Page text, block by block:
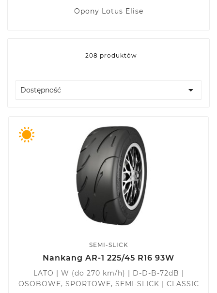
Opony Lotus Elise
208 produktów
Dostępność 
SEMI-SLICK
Nankang AR-1 225/45 R16 93W
LATO | W (do 270 km/h) | D-D-B-72dB |
OSOBOWE, SPORTOWE, SEMI-SLICK | CLASSIC